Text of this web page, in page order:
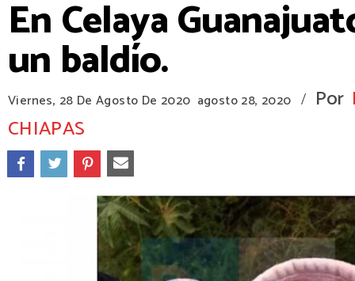
En Celaya
un baldío.
Viernes, 28 De Agosto De 2020 agosto 28, 2020 / Por
CHIAPAS